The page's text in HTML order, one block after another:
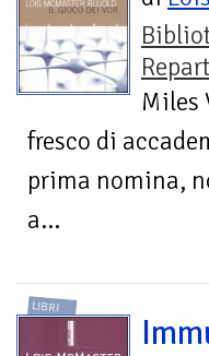
Miles
fresco di
prima nomina,
a...
LIBRI